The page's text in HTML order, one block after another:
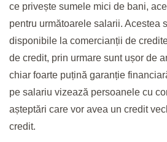
ce privește sumele mici de bani,
pentru următoarele salarii. Acestea
disponibile la comercianții de
de credit, prin urmare sunt ușor de
chiar foarte puțină garanție
pe salariu vizează persoanele cu
așteptări care vor avea un credit
credit.